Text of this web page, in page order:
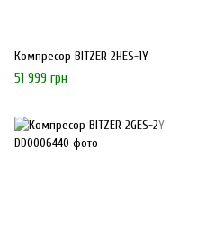
Компресор BITZER 2HES-1Y
51 999 грн